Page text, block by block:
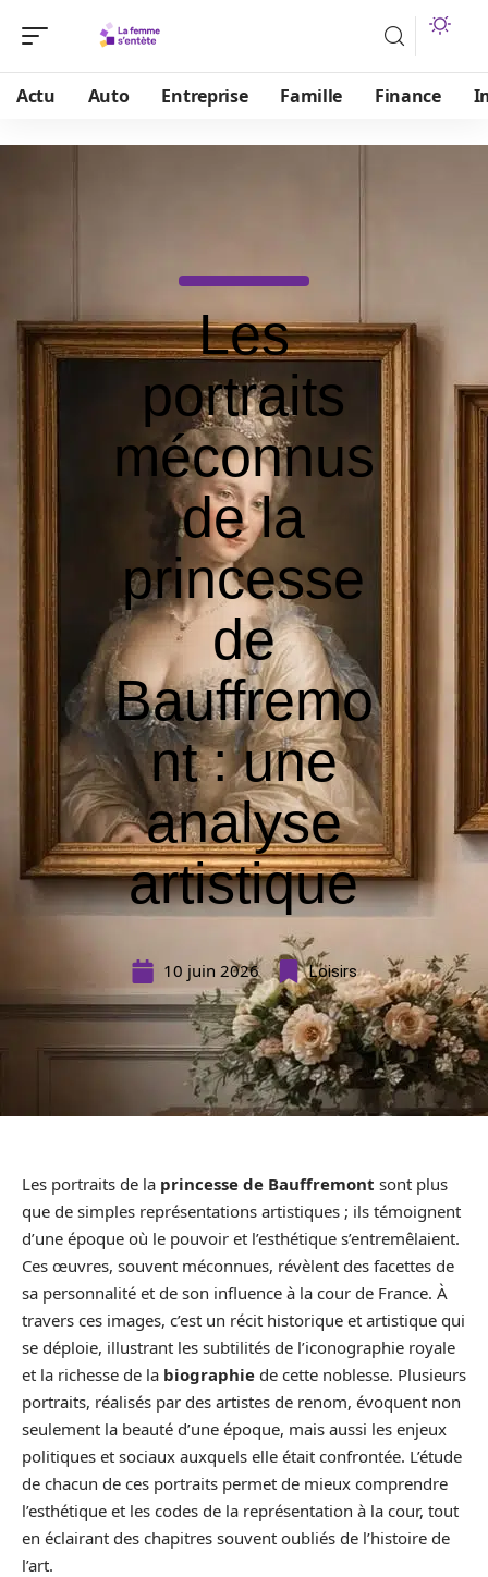
Actu Auto Entreprise Famille Finance
Les
portraits
méconnus
de la
princesse
de
Bauffremo
nt : une
analyse
artistique
10 juin 2026 Loisirs
Les portraits de la princesse de Bauffremont sont plus
que de simples représentations artistiques ; ils témoignent
d’une époque où le pouvoir et l’esthétique s’entremêlaient.
Ces œuvres, souvent méconnues, révèlent des facettes de
sa personnalité et de son influence à la cour de France. À
travers ces images, c’est un récit historique et artistique qui
se déploie, illustrant les subtilités de l’iconographie royale
et la richesse de la biographie de cette noblesse. Plusieurs
portraits, réalisés par des artistes de renom, évoquent non
seulement la beauté d’une époque, mais aussi les enjeux
politiques et sociaux auxquels elle était confrontée. L’étude
de chacun de ces portraits permet de mieux comprendre
l’esthétique et les codes de la représentation à la cour, tout
en éclairant des chapitres souvent oubliés de l’histoire de
l’art.